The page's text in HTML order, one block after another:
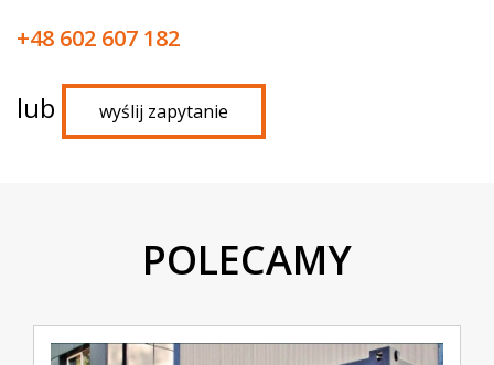
+48 602 607 182
lub wyślij zapytanie
POLECAMY